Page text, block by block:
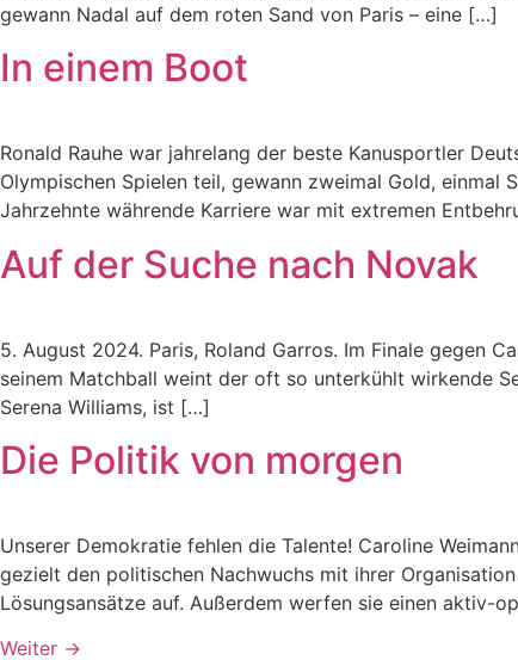
gewann Nadal auf dem roten Sand von Paris – eine […]
In einem Boot
Ronald Rauhe war jahrelang der beste Kanusportler
Olympischen Spielen teil, gewann zweimal Gold, einmal
Jahrzehnte währende Karriere war mit extremen
Auf der Suche nach Novak
5. August 2024. Paris, Roland Garros. Im Finale gegen
seinem Matchball weint der oft so unterkühlt wirkende
Serena Williams, ist […]
Die Politik von morgen
Unserer Demokratie fehlen die Talente! Caroline
gezielt den politischen Nachwuchs mit ihrer
Lösungsansätze auf. Außerdem werfen sie einen aktiv-
Weiter →